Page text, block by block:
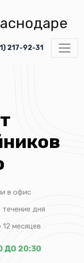
217-92-31
в офис
дня
месяцев
ДО 20:30